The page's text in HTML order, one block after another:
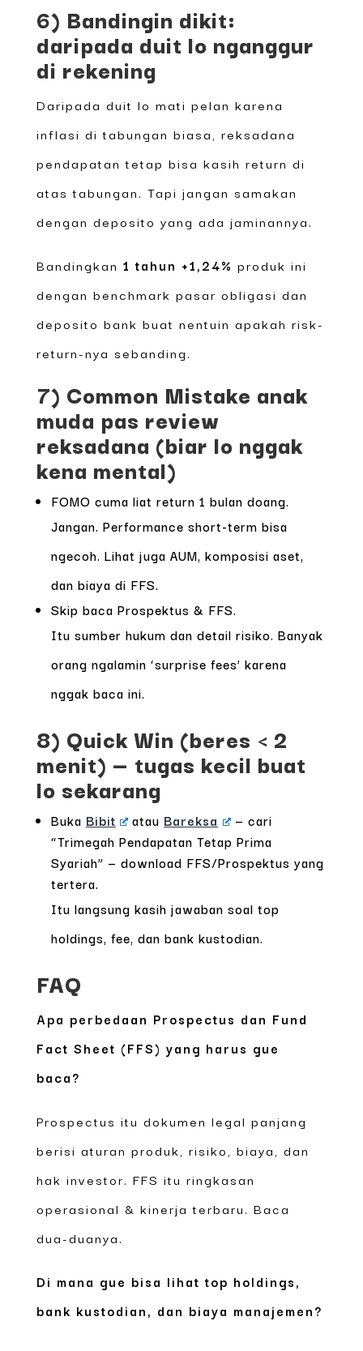
6) Bandingin dikit:
daripada duit lo nganggur
di rekening
Daripada duit lo mati pelan karena
inflasi di tabungan biasa, reksadana
pendapatan tetap bisa kasih return di
atas tabungan. Tapi jangan samakan
dengan deposito yang ada jaminannya.
Bandingkan 1 tahun +1,24% produk ini
dengan benchmark pasar obligasi dan
deposito bank buat nentuin apakah risk-
return-nya sebanding.
7) Common Mistake anak
muda pas review
reksadana (biar lo nggak
kena mental)
FOMO cuma liat return 1 bulan doang.
Jangan. Performance short-term bisa
ngecoh. Lihat juga AUM, komposisi aset,
dan biaya di FFS.
Skip baca Prospektus & FFS.
Itu sumber hukum dan detail risiko. Banyak
orang ngalamin ‘surprise fees’ karena
nggak baca ini.
8) Quick Win (beres < 2
menit) — tugas kecil buat
lo sekarang
Buka Bibit atau Bareksa
— cari
“Trimegah Pendapatan Tetap Prima
Syariah” — download FFS/Prospektus yang
tertera.
Itu langsung kasih jawaban soal top
holdings, fee, dan bank kustodian.
FAQ
Apa perbedaan Prospectus dan Fund
Fact Sheet (FFS) yang harus gue
baca?
Prospectus itu dokumen legal panjang
berisi aturan produk, risiko, biaya, dan
hak investor. FFS itu ringkasan
operasional & kinerja terbaru. Baca
dua-duanya.
Di mana gue bisa lihat top holdings,
bank kustodian, dan biaya manajemen?